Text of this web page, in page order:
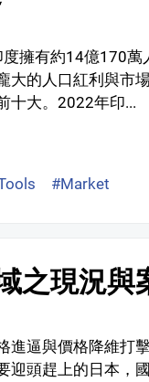
擁有約14億170萬
大的人口紅利與市
十大。2022年印...
#Market
之現況與
進逼與價格降維打
迎頭趕上的日本，